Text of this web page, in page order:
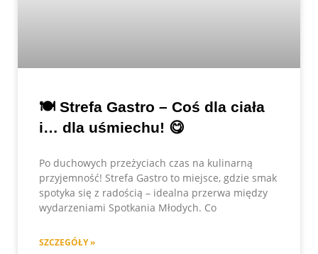
🍽️ Strefa Gastro – Coś dla ciała
i… dla uśmiechu! 😋
Po duchowych przeżyciach czas na kulinarną
przyjemność! Strefa Gastro to miejsce, gdzie smak
spotyka się z radością – idealna przerwa między
wydarzeniami Spotkania Młodych. Co
SZCZEGÓŁY »